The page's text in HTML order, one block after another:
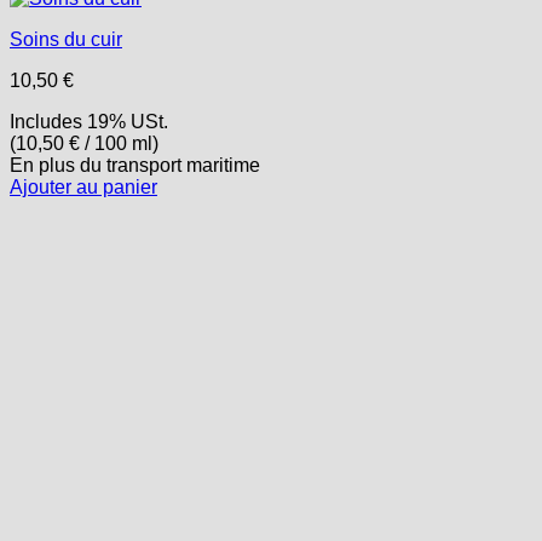
Soins du cuir
10,50 €
Includes 19% USt.
(10,50 € / 100 ml)
En plus du transportmaritime
Ajouter au panier